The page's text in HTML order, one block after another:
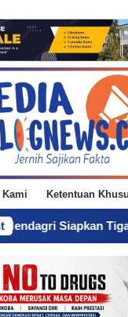
Kami Ketentuan
Siapkan Tiga